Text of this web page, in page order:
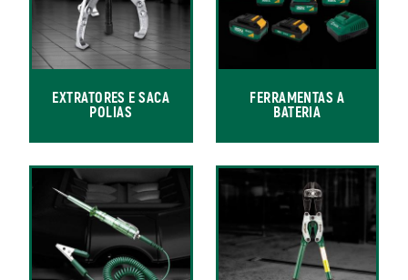
EXTRATORES E SACA
POLIAS
FERRAMENTAS A
BATERIA